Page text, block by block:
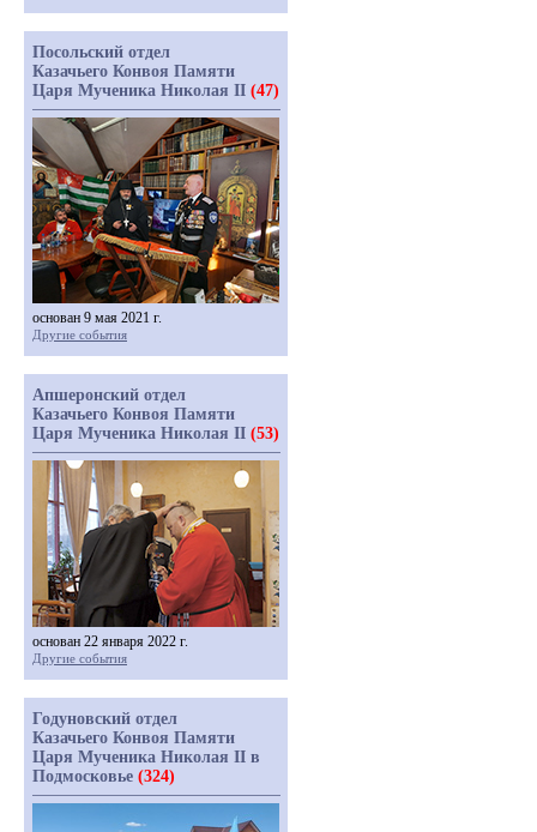
Посольский отдел
Казачьего Конвоя Памяти
Царя Мученика Николая II (47)
основан 9 мая 2021 г.
Другие события
Апшеронский отдел
Казачьего Конвоя Памяти
Царя Мученика Николая II (53)
основан 22 января 2022 г.
Другие события
Годуновский отдел
Казачьего Конвоя Памяти
Царя Мученика Николая II в
Подмосковье (324)